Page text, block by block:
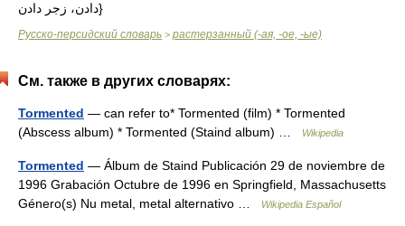
دادن، زجر دادن}
Русско-персидский словарь > растерзанный (-ая, -ое, -ые)
См. также в других словарях:
Tormented — can refer to* Tormented (film) * Tormented
(Abscess album) * Tormented (Staind album) …
Wikipedia
Tormented — Álbum de Staind Publicación 29 de noviembre de
1996 Grabación Octubre de 1996 en Springfield, Massachusetts
Género(s) Nu metal, metal alternativo …
Wikipedia Español